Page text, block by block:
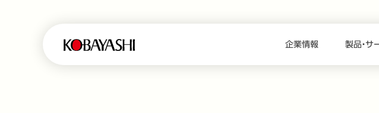
企業情報 製品・サ